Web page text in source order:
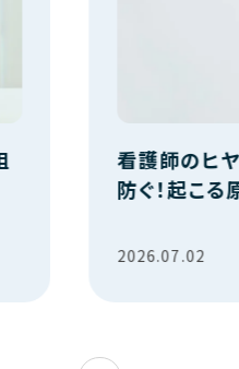
看護師のヒ
防ぐ！起こ
2026.07.02